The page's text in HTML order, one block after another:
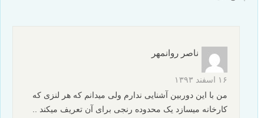
ناصر روانمهر
۱۶ اسفند ۱۳۹۳
من با این دوربین آشنایی ندارم ولی میدانم که هر لنزی که
کارخانه میسازد یک محدوده رنجی برای آن تعریف میکند ..